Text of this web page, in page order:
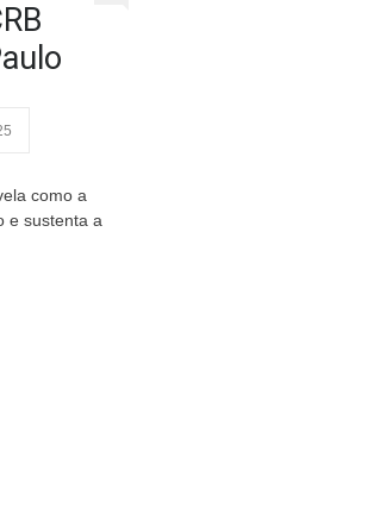
como a
e sustenta a